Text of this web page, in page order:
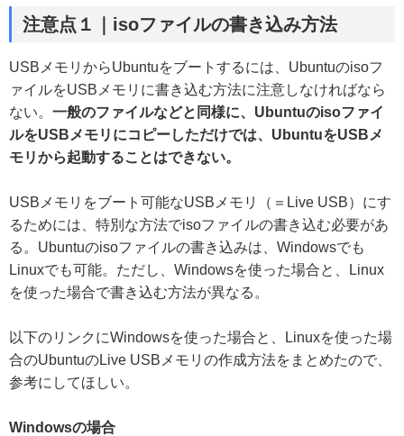
注意点１ ｜isoファイルの書き込み方法
USBメモリからUbuntuをブートするには、Ubuntuのisoフ
ァイルをUSBメモリに書き込む方法に注意しなければなら
ない。 一般のファイルなどと同様に、Ubuntuのisoファイ
ルをUSBメモリにコピーしただけでは、UbuntuをUSBメ
モリから起動することはできない。
USBメモリをブート可能なUSBメモリ（＝Live USB）にす
るためには、特別な方法でisoファイルの書き込む必要があ
る。Ubuntuのisoファイルの書き込みは、Windowsでも
Linuxでも可能。ただし、Windowsを使った場合と、Linux
を使った場合で書き込む方法が異なる。
以下のリンクにWindowsを使った場合と、Linuxを使った場
合のUbuntuのLive USBメモリの作成方法をまとめたので、
参考にしてほしい。
Windowsの場合